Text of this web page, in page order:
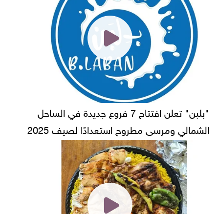
"بلبن" تعلن افتتاح 7 فروع جديدة في الساحل
الشمالي ومرسى مطروح استعدادًا لصيف 2025